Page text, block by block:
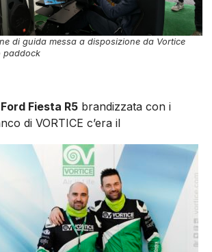
di guida messa a disposizione da Vortice
paddock
Ford Fiesta R5 brandizzata con i
di VORTICE c’era il